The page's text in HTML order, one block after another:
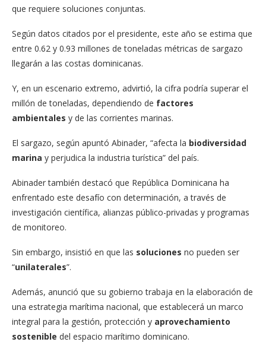
que requiere soluciones conjuntas.
Según datos citados por el presidente, este año se estima que
entre 0.62 y 0.93 millones de toneladas métricas de sargazo
llegarán a las costas dominicanas.
Y, en un escenario extremo, advirtió, la cifra podría superar el
millón de toneladas, dependiendo de factores
ambientales y de las corrientes marinas.
El sargazo, según apuntó Abinader, “afecta la biodiversidad
marina y perjudica la industria turística” del país.
Abinader también destacó que República Dominicana ha
enfrentado este desafío con determinación, a través de
investigación científica, alianzas público-privadas y programas
de monitoreo.
Sin embargo, insistió en que las soluciones no pueden ser
“unilaterales”.
Además, anunció que su gobierno trabaja en la elaboración de
una estrategia marítima nacional, que establecerá un marco
integral para la gestión, protección y aprovechamiento
sostenible del espacio marítimo dominicano.